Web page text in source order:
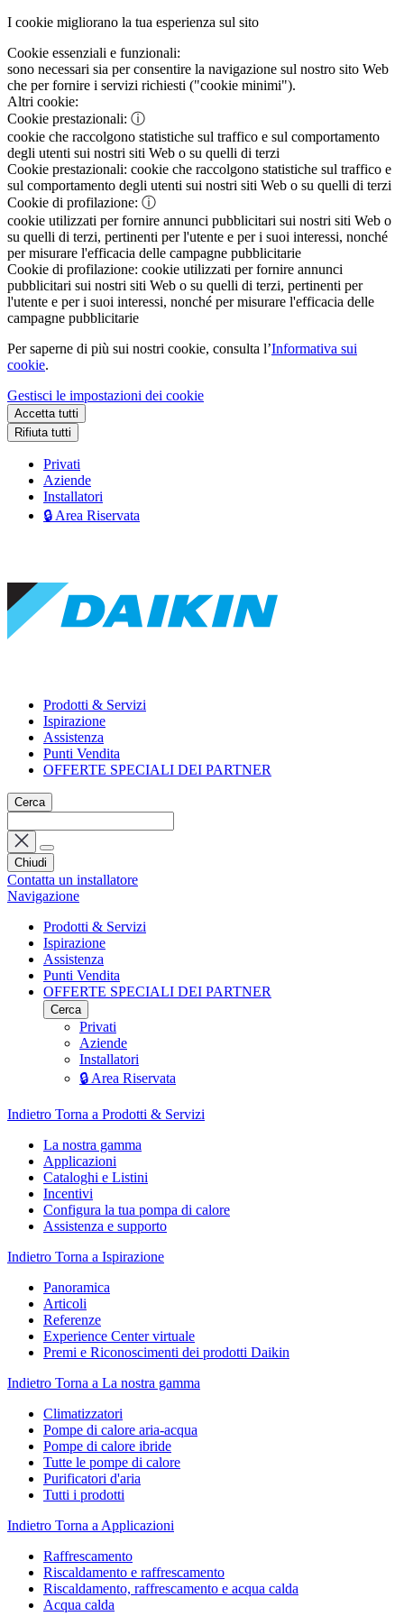
I cookie migliorano la tua esperienza sul sito
Cookie essenziali e funzionali:
sono necessari sia per consentire la navigazione sul nostro sito Web
che per fornire i servizi richiesti ("cookie minimi").
Altri cookie:
Cookie prestazionali: ⓘ
cookie che raccolgono statistiche sul traffico e sul comportamento
degli utenti sui nostri siti Web o su quelli di terzi
Cookie prestazionali: cookie che raccolgono statistiche sul traffico e
sul comportamento degli utenti sui nostri siti Web o su quelli di terzi
Cookie di profilazione: ⓘ
cookie utilizzati per fornire annunci pubblicitari sui nostri siti Web o
su quelli di terzi, pertinenti per l'utente e per i suoi interessi, nonché
per misurare l'efficacia delle campagne pubblicitarie
Cookie di profilazione: cookie utilizzati per fornire annunci
pubblicitari sui nostri siti Web o su quelli di terzi, pertinenti per
l'utente e per i suoi interessi, nonché per misurare l'efficacia delle
campagne pubblicitarie
Per saperne di più sui nostri cookie, consulta l’Informativa sui
cookie.
Gestisci le impostazioni dei cookie
Accetta tutti
Rifiuta tutti
Privati
Aziende
Installatori
🔒 Area Riservata
Prodotti & Servizi
Ispirazione
Assistenza
Punti Vendita
OFFERTE SPECIALI DEI PARTNER
Cerca
Chiudi
Contatta un installatore
Navigazione
Prodotti & Servizi
Ispirazione
Assistenza
Punti Vendita
OFFERTE SPECIALI DEI PARTNER
Cerca
Privati
Aziende
Installatori
🔒 Area Riservata
Indietro Torna a Prodotti & Servizi
La nostra gamma
Applicazioni
Cataloghi e Listini
Incentivi
Configura la tua pompa di calore
Assistenza e supporto
Indietro Torna a Ispirazione
Panoramica
Articoli
Referenze
Experience Center virtuale
Premi e Riconoscimenti dei prodotti Daikin
Indietro Torna a La nostra gamma
Climatizzatori
Pompe di calore aria-acqua
Pompe di calore ibride
Tutte le pompe di calore
Purificatori d'aria
Tutti i prodotti
Indietro Torna a Applicazioni
Raffrescamento
Riscaldamento e raffrescamento
Riscaldamento, raffrescamento e acqua calda
Acqua calda